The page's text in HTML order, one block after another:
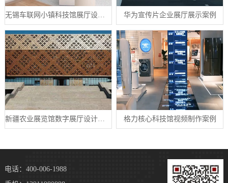
无锡车联网小镇科技馆展厅设计案例 华为宣传片企业展厅展示案例
新疆农业展览馆数字展厅设计案例 格力核心科技馆视频制作案例
电话：400-006-1988